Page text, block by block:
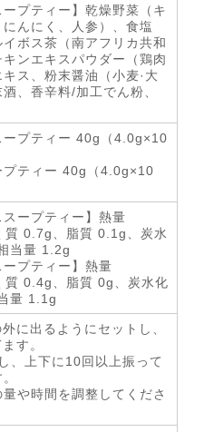
ープティー】乾燥野菜（キ
んにく、人参）、食塩
イボス茶（南アフリカ共和
ンエキスパウダー（鶏肉
ス、粉末醤油（小麦·大
、香辛料/加工でん粉、
ープティー 40g（4.0g×10
プティー 40g（4.0g×10
スープティー】熱量
質 0.7g、脂質 0.1g、炭水
当量 1.2g
ープティー】熱量
質 0.4g、脂質 0g、炭水化
量 1.1g
に出るようにセットし、
す。
、上下に10回以上振って
や時間を調整してくださ